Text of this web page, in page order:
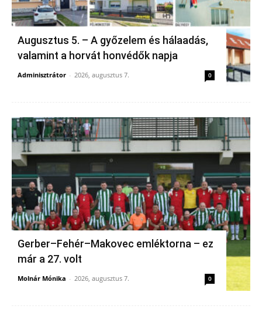
Augusztus 5. – A győzelem és hálaadás,
valamint a horvát honvédők napja
Adminisztrátor - 2026, augusztus 7. 0
Gerber–Fehér–Makovec emléktorna – ez
már a 27. volt
Molnár Mónika - 2026, augusztus 7. 0